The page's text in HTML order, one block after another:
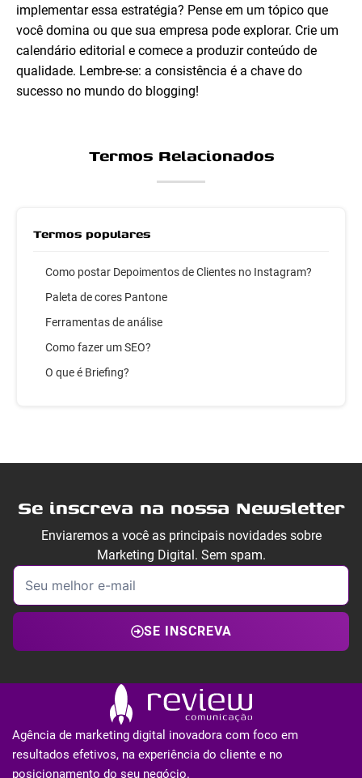
implementar essa estratégia? Pense em um tópico que
você domina ou que sua empresa pode explorar. Crie um
calendário editorial e comece a produzir conteúdo de
qualidade. Lembre-se: a consistência é a chave do
sucesso no mundo do blogging!
Termos Relacionados
Termos populares
Como postar Depoimentos de Clientes no Instagram?
Paleta de cores Pantone
Ferramentas de análise
Como fazer um SEO?
O que é Briefing?
Se inscreva na nossa Newsletter
Enviaremos a você as principais novidades sobre
Marketing Digital. Sem spam.
SE INSCREVA
Agência de marketing digital inovadora com foco em
resultados efetivos, na experiência do cliente e no
posicionamento do seu negócio.